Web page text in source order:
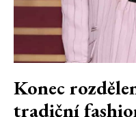
Konec
tradiční